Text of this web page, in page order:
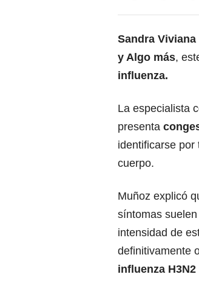
Sandra Viviana
y Algo más,
influenza.
La especialista
presenta
identificarse por
cuerpo.
Muñoz explicó
síntomas
intensidad de
definitivamente
influenza